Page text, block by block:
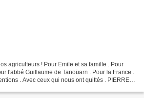
agriculteurs ! Pour Emile et sa famille . Pour
l'abbé Guillaume de Tanoüarn . Pour la France .
. Avec ceux qui nous ont quittés . PIERRE -